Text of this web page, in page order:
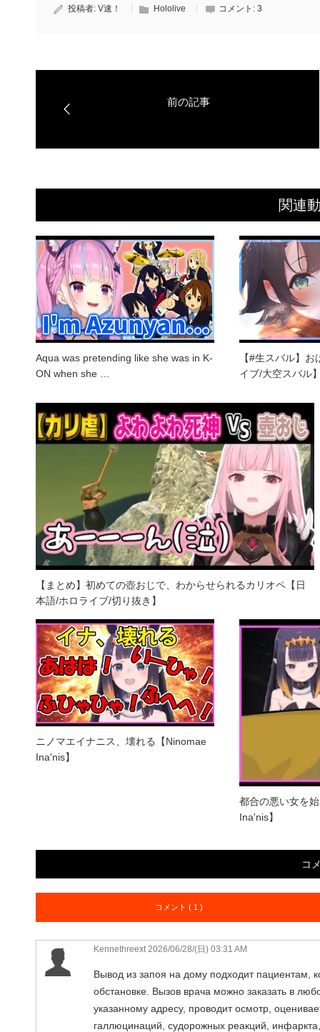
投稿者: V速！ Hololive コメント: 3
関連
Aqua was pretending like she was in K-
ON when she …
【#生スバル】
イブ/大空スバル
【まとめ】初めての壺おじで、わからせられるカリオペ【日
本語/ホロライブ/切り抜き】
ニノマエイナニス、壊れる【Ninomae
Ina'nis】
都合の悪い女を
Ina'nis】
コ
コメント ( 1 )
Kennethreext 2026/06/28/(日) 03:31 AM
Вывод из запоя на дому подходит пациентам,
обстановке. Вызов врача можно заказать в
указанному адресу, проводит осмотр,
галлюцинаций, судорожных реакций,